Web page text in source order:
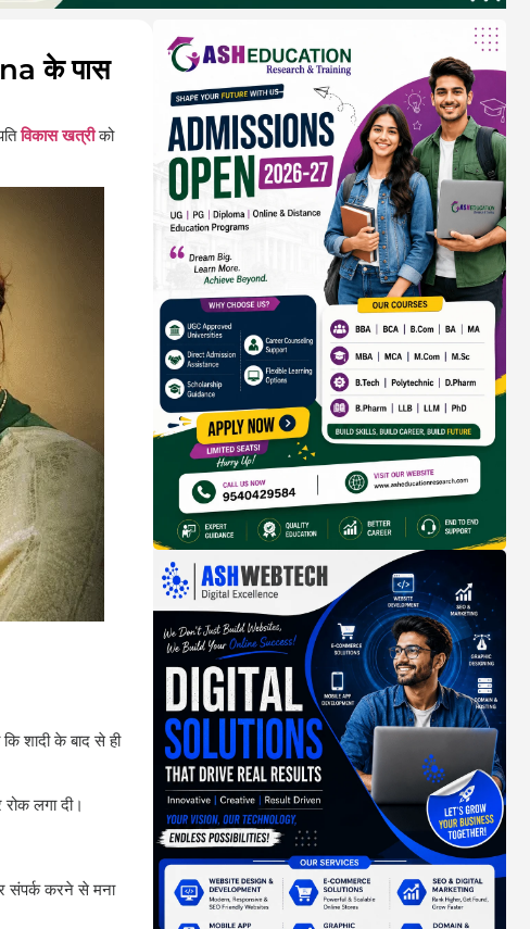
के पास
विकास खत्रीको
शादी के बाद से ही
लगा दी।
संपर्क करने से मना